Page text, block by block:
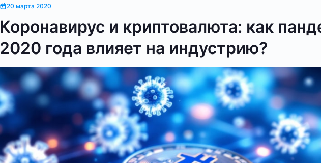
20 марта 2020
Коронавирус и криптовалюта: как
2020 года влияет на индустрию?